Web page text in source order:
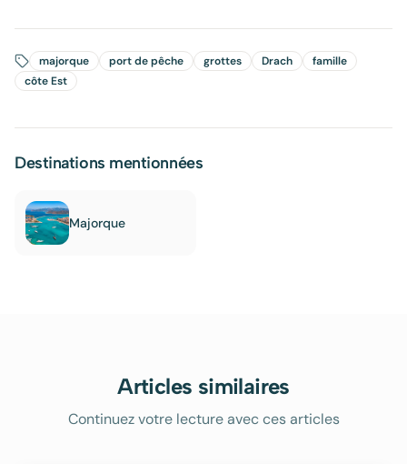
majorque port de pêche grottes Drach
famille
côte Est
Destinations mentionnées
Majorque
Articles similaires
Continuez votre lecture avec ces articles